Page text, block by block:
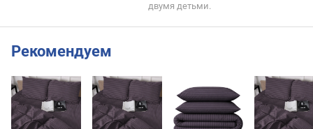
двумя детьми.
Рекомендуем